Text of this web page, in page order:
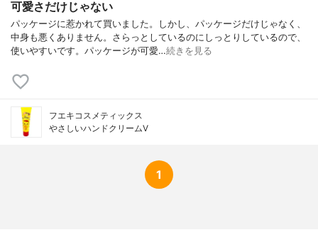
可愛さだけじゃない
パッケージに惹かれて買いました。しかし、パッケージだけじゃなく、
中身も悪くありません。さらっとしているのにしっとりしているので、
使いやすいです。パッケージが可愛…続きを見る
フエキコスメティックス
やさしいハンドクリームV
1